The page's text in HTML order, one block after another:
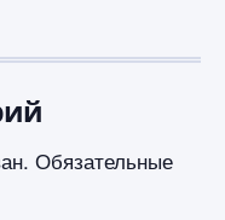
Обязательные